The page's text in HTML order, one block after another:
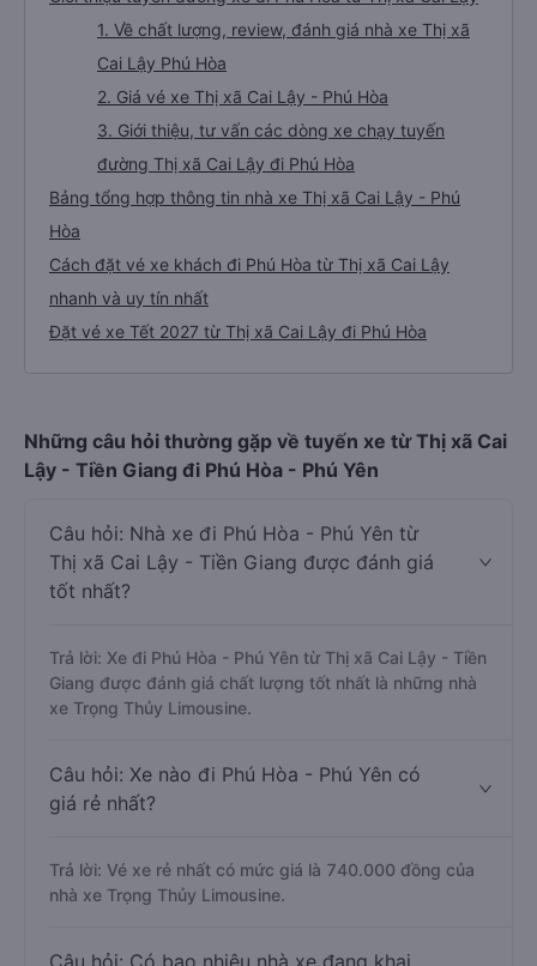
1. Về chất lượng, review, đánh giá nhà xe Thị xã
Cai Lậy Phú Hòa
2. Giá vé xe Thị xã Cai Lậy - Phú Hòa
3. Giới thiệu, tư vấn các dòng xe chạy tuyến
đường Thị xã Cai Lậy đi Phú Hòa
Bảng tổng hợp thông tin nhà xe Thị xã Cai Lậy - Phú
Hòa
Cách đặt vé xe khách đi Phú Hòa từ Thị xã Cai Lậy
nhanh và uy tín nhất
Đặt vé xe Tết 2027 từ Thị xã Cai Lậy đi Phú Hòa
Những câu hỏi thường gặp về tuyến xe từ Thị xã Cai
Lậy - Tiền Giang đi Phú Hòa - Phú Yên
Câu hỏi: Nhà xe đi Phú Hòa - Phú Yên từ
Thị xã Cai Lậy - Tiền Giang được đánh giá
tốt nhất?
Trả lời: Xe đi Phú Hòa - Phú Yên từ Thị xã Cai Lậy - Tiền
Giang được đánh giá chất lượng tốt nhất là những nhà
xe Trọng Thủy Limousine.
Câu hỏi: Xe nào đi Phú Hòa - Phú Yên có
giá rẻ nhất?
Trả lời: Vé xe rẻ nhất có mức giá là 740.000 đồng của
nhà xe Trọng Thủy Limousine.
Câu hỏi: Có bao nhiêu nhà xe đang khai